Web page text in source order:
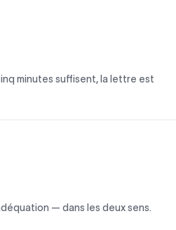
minutes suffisent, la lettre est
— dans les deux sens.